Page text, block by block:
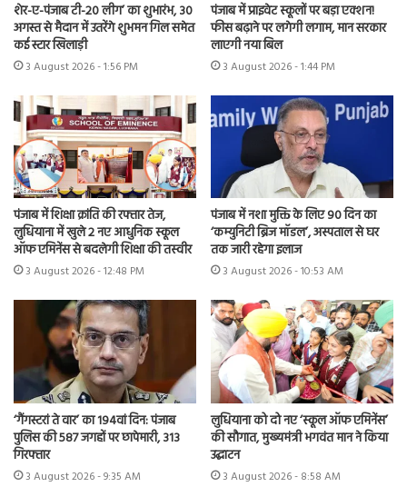
शेर-ए-पंजाब टी-20 लीग’ का शुभारंभ, 30
अगस्त से मैदान में उतरेंगे शुभमन गिल समेत
कई स्टार खिलाड़ी
3 August 2026 - 1:56 PM
पंजाब में प्राइवेट स्कूलों पर बड़ा एक्शन!
फीस बढ़ाने पर लगेगी लगाम, मान सरकार
लाएगी नया बिल
3 August 2026 - 1:44 PM
पंजाब में शिक्षा क्रांति की रफ्तार तेज,
लुधियाना में खुले 2 नए आधुनिक स्कूल
ऑफ एमिनेंस से बदलेगी शिक्षा की तस्वीर
3 August 2026 - 12:48 PM
पंजाब में नशा मुक्ति के लिए 90 दिन का
‘कम्युनिटी ब्रिज मॉडल’, अस्पताल से घर
तक जारी रहेगा इलाज
3 August 2026 - 10:53 AM
‘गैंगस्टरां ते वार’ का 194वां दिन: पंजाब
पुलिस की 587 जगहों पर छापेमारी, 313
गिरफ्तार
3 August 2026 - 9:35 AM
लुधियाना को दो नए ‘स्कूल ऑफ एमिनेंस’
की सौगात, मुख्यमंत्री भगवंत मान ने किया
उद्घाटन
3 August 2026 - 8:58 AM